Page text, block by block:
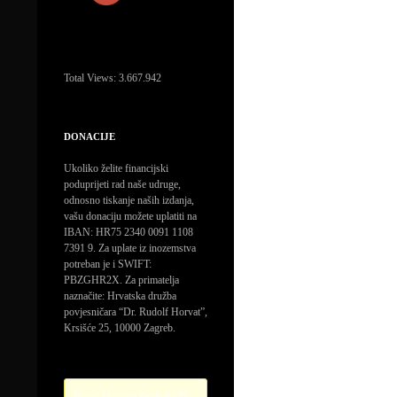
Total Views: 3.667.942
DONACIJE
Ukoliko želite financijski
poduprijeti rad naše udruge,
odnosno tiskanje naših izdanja,
vašu donaciju možete uplatiti na
IBAN: HR75 2340 0091 1108
7391 9. Za uplate iz inozemstva
potreban je i SWIFT:
PBZGHR2X. Za primatelja
naznačite: Hrvatska družba
povjesničara “Dr. Rudolf Horvat”,
Krsišće 25, 10000 Zagreb.